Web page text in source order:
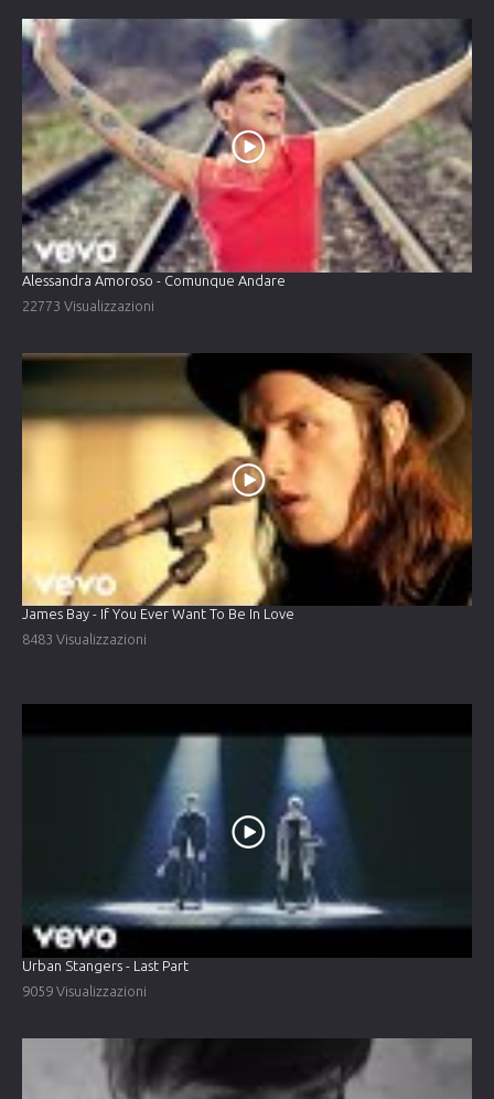
Alessandra Amoroso - Comunque Andare
22773 Visualizzazioni
James Bay - If You Ever Want To Be In Love
8483 Visualizzazioni
Urban Stangers - Last Part
9059 Visualizzazioni